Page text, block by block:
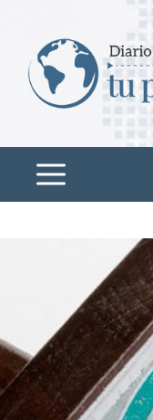
contenido
Menú